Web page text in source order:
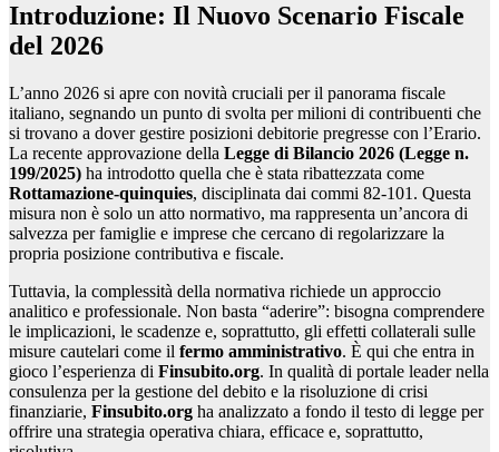
Introduzione: Il Nuovo Scenario Fiscale
del 2026
L’anno 2026 si apre con novità cruciali per il panorama fiscale
italiano, segnando un punto di svolta per milioni di contribuenti che
si trovano a dover gestire posizioni debitorie pregresse con l’Erario.
La recente approvazione della Legge di Bilancio 2026 (Legge n.
199/2025) ha introdotto quella che è stata ribattezzata come
Rottamazione-quinquies, disciplinata dai commi 82-101. Questa
misura non è solo un atto normativo, ma rappresenta un’ancora di
salvezza per famiglie e imprese che cercano di regolarizzare la
propria posizione contributiva e fiscale.
Tuttavia, la complessità della normativa richiede un approccio
analitico e professionale. Non basta “aderire”: bisogna comprendere
le implicazioni, le scadenze e, soprattutto, gli effetti collaterali sulle
misure cautelari come il fermo amministrativo. È qui che entra in
gioco l’esperienza di Finsubito.org. In qualità di portale leader nella
consulenza per la gestione del debito e la risoluzione di crisi
finanziarie, Finsubito.org ha analizzato a fondo il testo di legge per
offrire una strategia operativa chiara, efficace e, soprattutto,